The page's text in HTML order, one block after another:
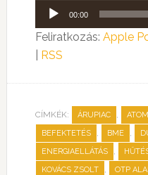
Audió
lejátszó
00:00
Feliratkozás: Apple
RSS
CÍMKÉK: ÁRUPIAC ,
BEFEKTETÉS , BME ,
ENERGIAELLÁTÁS ,
KOVÁCS ZSOLT , OTP